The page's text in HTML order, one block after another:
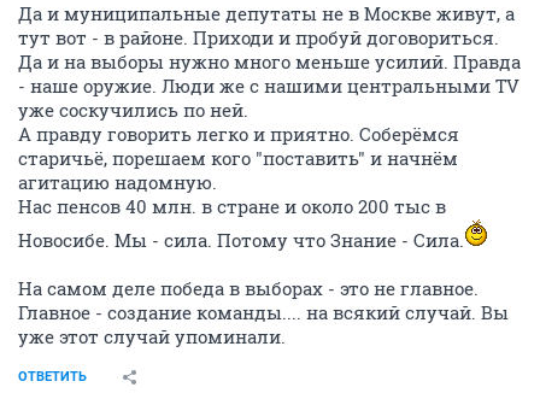
Да и муниципальные депутаты не в Москве живут, а
тут вот - в районе. Приходи и пробуй договориться.
Да и на выборы нужно много меньше усилий. Правда
- наше оружие. Люди же с нашими центральными TV
уже соскучились по ней.
А правду говорить легко и приятно. Соберёмся
старичьё, порешаем кого "поставить" и начнём
агитацию надомную.
Нас пенсов 40 млн. в стране и около 200 тыс в
Новосибе. Мы - сила. Потому что Знание - Сила.
На самом деле победа в выборах - это не главное.
Главное - создание команды.... на всякий случай. Вы
уже этот случай упоминали.
ОТВЕТИТЬ